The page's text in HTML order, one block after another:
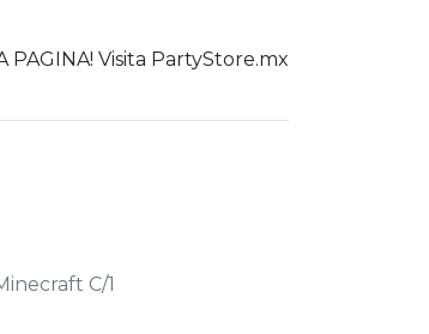
PAGINA! Visita PartyStore.mx
C/1